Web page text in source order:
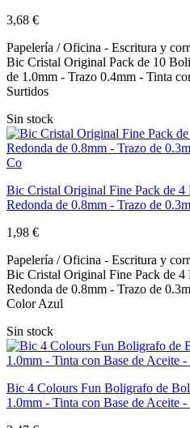
3,68 €
Papelería / Oficina - Escritura y
Bic Cristal Original Pack de 10
de 1.0mm - Trazo 0.4mm - Tinta
Surtidos
Sin stock
Bic Cristal Original Fine Pack de 4
Redonda de 0.8mm - Trazo de
1,98 €
Papelería / Oficina - Escritura y
Bic Cristal Original Fine Pack de 4
Redonda de 0.8mm - Trazo de
Color Azul
Sin stock
Bic 4 Colours Fun Boligrafo de
1.0mm - Tinta con Base de Aceite